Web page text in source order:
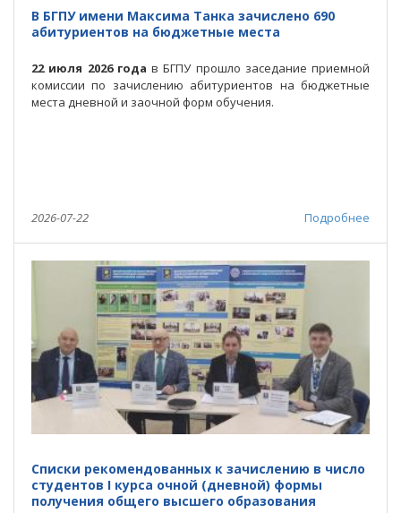
В БГПУ имени Максима Танка зачислено 690
абитуриентов на бюджетные места
22 июля 2026 года в БГПУ прошло заседание приемной
комиссии по зачислению абитуриентов на бюджетные
места дневной и заочной форм обучения.
2026-07-22 Подробнее
Списки рекомендованных к зачислению в число
студентов І курса очной (дневной) формы
получения общего высшего образования